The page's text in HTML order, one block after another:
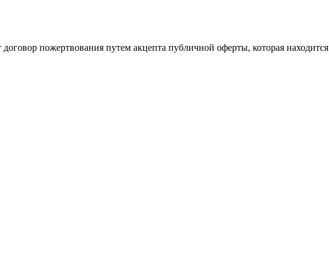
пожертвования путем акцепта публичной оферты, которая находится